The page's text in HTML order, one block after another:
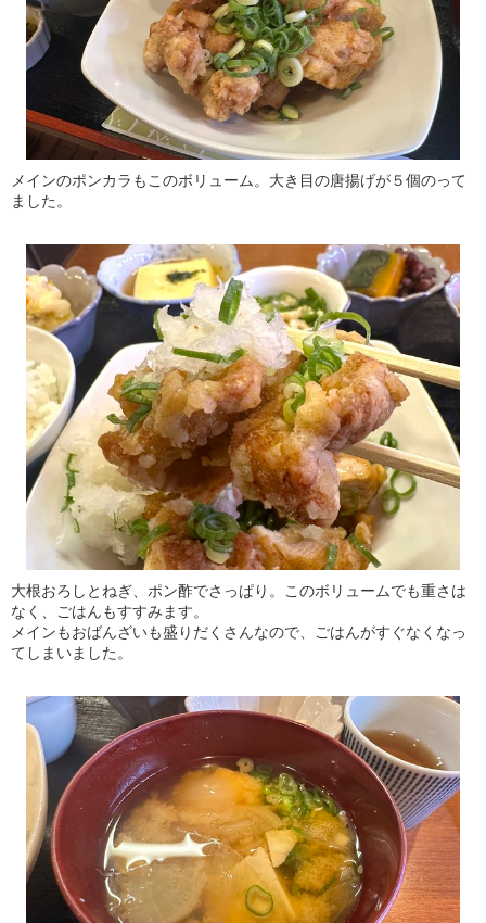
メインのポンカラもこのボリューム。大き目の唐揚げが５個のって
ました。
大根おろしとねぎ、ポン酢でさっぱり。このボリュームでも重さは
なく、ごはんもすすみます。
メインもおばんざいも盛りだくさんなので、ごはんがすぐなくなっ
てしまいました。